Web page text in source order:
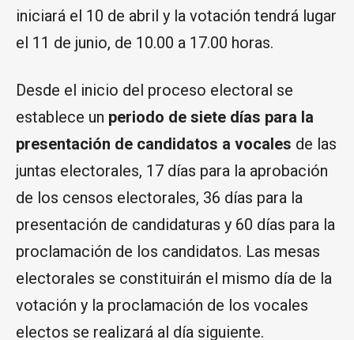
iniciará el 10 de abril y la votación tendrá lugar
el 11 de junio, de 10.00 a 17.00 horas.
Desde el inicio del proceso electoral se
establece un periodo de siete días para la
presentación de candidatos a vocales de las
juntas electorales, 17 días para la aprobación
de los censos electorales, 36 días para la
presentación de candidaturas y 60 días para la
proclamación de los candidatos. Las mesas
electorales se constituirán el mismo día de la
votación y la proclamación de los vocales
electos se realizará al día siguiente.